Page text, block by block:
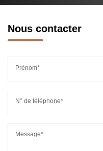
Nous contacter
Prénom*
N° de téléphone*
Message*